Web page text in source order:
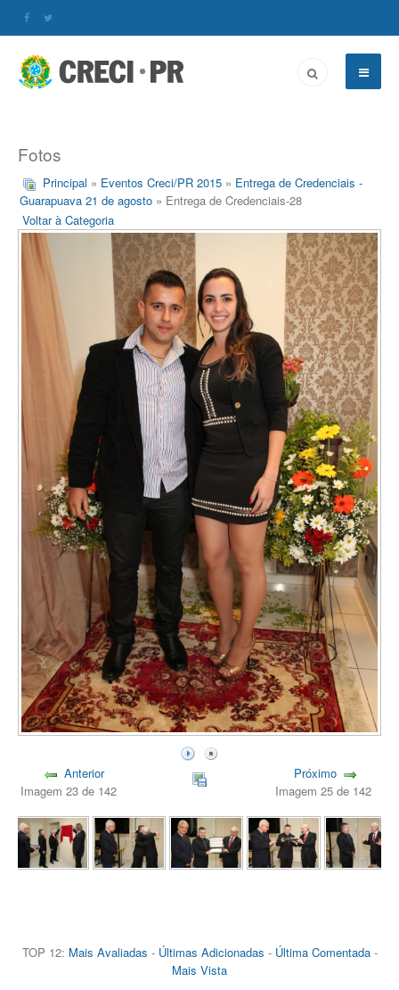
Fotos
Principal » Eventos Creci/PR 2015 » Entrega de Credenciais -
Guarapuava 21 de agosto » Entrega de Credenciais-28
Voltar à Categoria
Anterior
Imagem 23 de 142
Próximo
Imagem 25 de 142
TOP 12: Mais Avaliadas - Últimas Adicionadas - Última Comentada-
Mais Vista